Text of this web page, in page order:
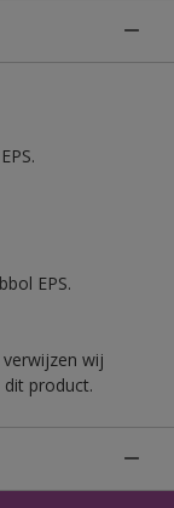
EPS.
wij
product.